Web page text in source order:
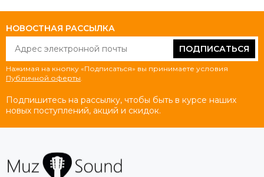
НОВОСТНАЯ РАССЫЛКА
ПОДПИСАТЬСЯ
Нажимая на кнопку «Подписаться» вы принимаете условия
Публичной оферты
Подпишитесь на рассылку, чтобы быть в курсе наших
новых поступлений, акций и скидок.